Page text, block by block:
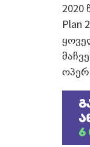
2020
Plan